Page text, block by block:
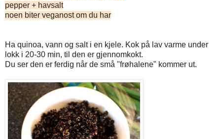
pepper + havsalt
noen biter veganost om du har
Ha quinoa, vann og salt i en kjele. Kok på lav varme under
lokk i 20-30 min, til den er gjennomkokt.
Du ser den er ferdig når de små "frøhalene" kommer ut.